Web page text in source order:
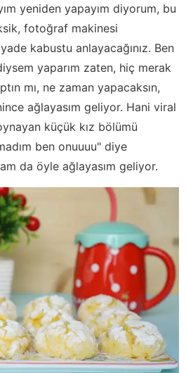
yeniden yapayım diyorum, bu
fotoğraf makinesi
kabustu anlayacağınız. Ben
yaparım zaten, hiç merak
mı, ne zaman yapacaksın,
ağlayasım geliyor. Hani viral
küçük kız bölümü
ben onuuuu" diye
da öyle ağlayasım geliyor.